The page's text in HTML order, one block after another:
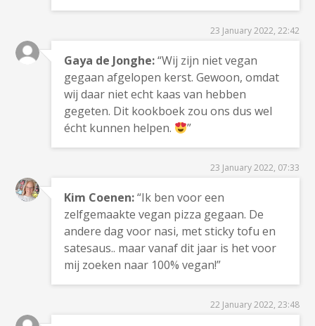
23 January 2022, 22:42
Gaya de Jonghe:“Wij zijn niet vegan
gegaan afgelopen kerst. Gewoon, omdat
wij daar niet echt kaas van hebben
gegeten. Dit kookboek zou ons dus wel
écht kunnen helpen.
”
23 January 2022, 07:33
Kim Coenen:“Ik ben voor een
zelfgemaakte vegan pizza gegaan. De
andere dag voor nasi, met sticky tofu en
satesaus.. maar vanaf dit jaar is het voor
mij zoeken naar 100% vegan!”
22 January 2022, 23:48